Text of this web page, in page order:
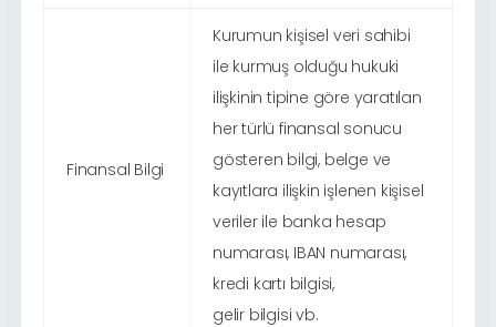
Finansal Bilgi
Kurumun kişisel veri sahibi
ile kurmuş olduğu hukuki
ilişkinin tipine göre yaratılan
her türlü finansal sonucu
gösteren bilgi, belge ve
kayıtlara ilişkin işlenen kişisel
veriler ile banka hesap
numarası, IBAN numarası,
kredi kartı bilgisi,
gelir bilgisi vb.